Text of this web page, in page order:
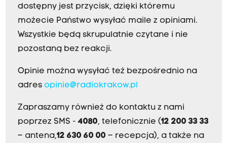
dostępny jest przycisk, dzięki któremu
możecie Państwo wysyłać maile z opiniami.
Wszystkie będą skrupulatnie czytane i nie
pozostaną bez reakcji.
Opinie można wysyłać też bezpośrednio na
adres opinie@radiokrakow.pl
Zapraszamy również do kontaktu z nami
poprzez SMS - 4080, telefonicznie (12 200 33 33
– antena,12 630 60 00 – recepcja), a także na